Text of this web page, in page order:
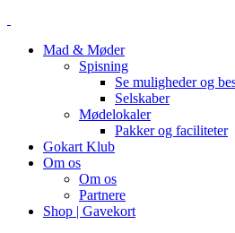
Mad & Møder
Spisning
Se muligheder og
Selskaber
Mødelokaler
Pakker og faciliteter
Gokart Klub
Om os
Om os
Partnere
Shop | Gavekort